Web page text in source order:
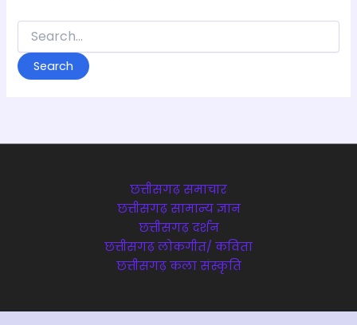
Search
for:
छत्तीसगढ़ समाचार
छत्तीसगढ़ सामान्य ज्ञान
छत्तीसगढ़ दर्शन
छत्तीसगढ़ लोकगीत/ कविता
छत्तीसगढ़ कला संस्कृति